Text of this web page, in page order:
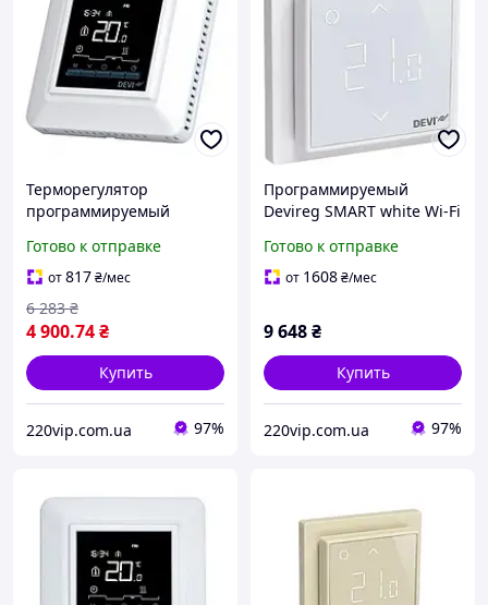
Терморегулятор
программируемый
термостат теплый пол,
датчик температуры
Деви
Готово к отправке
от817₴/мес
4 900.74₴
6 283 ₴
Купить
220vip.com.ua 97%
Программируемый
Devireg SMART white Wi-Fi
(140F1141), термостат
теплый пол, датчик Деви
Готово к отправке
от 1608₴/мес
9 648₴
Купить
220vip.com.ua 97%